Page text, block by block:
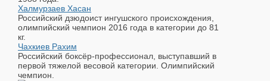
Халмурзаев Хасан
Российский дзюдоист ингушского происхождения,
олимпийский чемпион 2016 года в категории до 81
кг.
Чахкиев Рахим
Российский боксёр-профессионал, выступавший в
первой тяжелой весовой категории. Олимпийский
чемпион.